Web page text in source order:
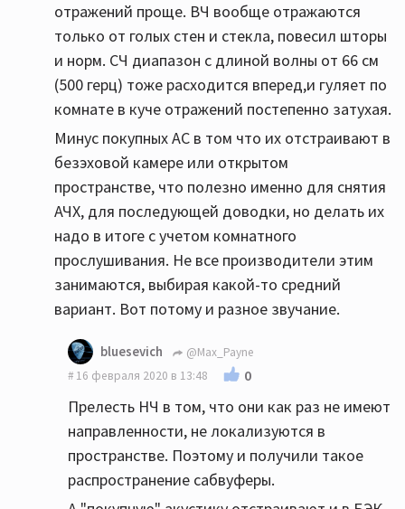
отражений проще. ВЧ вообще отражаются
только от голых стен и стекла, повесил шторы
и норм. СЧ диапазон с длиной волны от 66 см
(500 герц) тоже расходится вперед,и гуляет по
комнате в куче отражений постепенно затухая.
Минус покупных АС в том что их отстраивают в
безэховой камере или открытом
пространстве, что полезно именно для снятия
АЧХ, для последующей доводки, но делать их
надо в итоге с учетом комнатного
прослушивания. Не все производители этим
занимаются, выбирая какой-то средний
вариант. Вот потому и разное звучание.
bluesevich
@Max_Payne
16 февраля 2020 в 13:48
0
Прелесть НЧ в том, что они как раз не имеют
направленности, не локализуются в
пространстве. Поэтому и получили такое
распространение сабвуферы.